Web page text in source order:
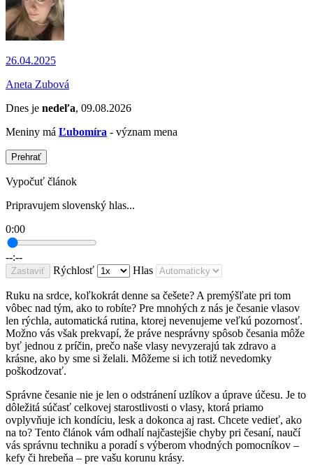
26.04.2025
Aneta Zubová
Dnes je nedeľa, 09.08.2026
Meniny má Ľubomíra - význam mena
Prehrať
Vypočuť článok
Pripravujem slovenský hlas...
0:00
--:--
Zastaviť Rýchlosť Hlas
Ruku na srdce, koľkokrát denne sa češete? A premýšľate pri tom
vôbec nad tým, ako to robíte? Pre mnohých z nás je česanie vlasov
len rýchla, automatická rutina, ktorej nevenujeme veľkú pozornosť.
Možno vás však prekvapí, že práve nesprávny spôsob česania môže
byť jednou z príčin, prečo naše vlasy nevyzerajú tak zdravo a
krásne, ako by sme si želali. Môžeme si ich totiž nevedomky
poškodzovať.
Správne česanie nie je len o odstránení uzlíkov a úprave účesu. Je to
dôležitá súčasť celkovej starostlivosti o vlasy, ktorá priamo
ovplyvňuje ich kondíciu, lesk a dokonca aj rast. Chcete vedieť, ako
na to? Tento článok vám odhalí najčastejšie chyby pri česaní, naučí
vás správnu techniku a poradí s výberom vhodných pomocníkov –
kefy či hrebeňa – pre vašu korunu krásy.